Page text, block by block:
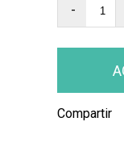
-
Compartir